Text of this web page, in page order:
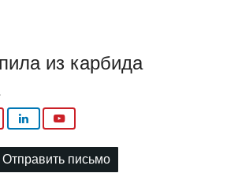
из карбида
Отправить письмо